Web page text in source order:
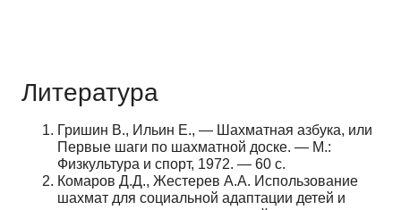
Литература
Гришин В., Ильин Е., — Шахматная азбука, или
Первые шаги по шахматной доске. — М.:
Физкультура и спорт, 1972. — 60 с.
Комаров Д.Д., Жестерев А.А. Использование
шахмат для социальной адаптации детей и